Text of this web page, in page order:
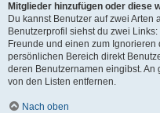
Mitglieder hinzufügen oder diese
Du kannst Benutzer auf zwei Arten
Benutzerprofil siehst du zwei
Freunde und einen zum
persönlichen Bereich direkt
deren Benutzernamen eingibst.
von den Listen entfernen.
Nach oben